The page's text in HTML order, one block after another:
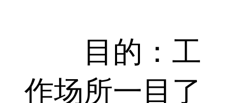
目的：工
作场所一目了